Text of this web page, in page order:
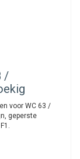
/
voor WC 63 /
geperste